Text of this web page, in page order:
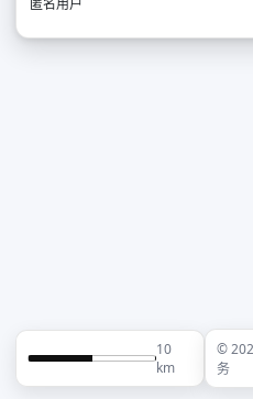
匿名用户
10
km
©
务